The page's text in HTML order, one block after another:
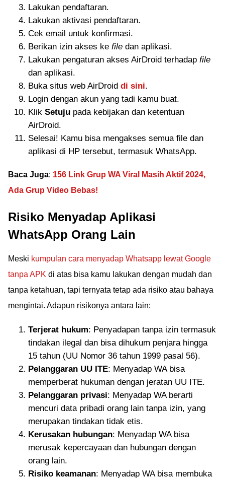
Lakukan pendaftaran.
Lakukan aktivasi pendaftaran.
Cek email untuk konfirmasi.
Berikan izin akses ke file dan aplikasi.
Lakukan pengaturan akses AirDroid terhadap file
dan aplikasi.
Buka situs web AirDroid di sini.
Login dengan akun yang tadi kamu buat.
Klik Setuju pada kebijakan dan ketentuan
AirDroid.
Selesai! Kamu bisa mengakses semua file dan
aplikasi di HP tersebut, termasuk WhatsApp.
Baca Juga: 156 Link Grup WA Viral Masih Aktif 2024,
Ada Grup Video Bebas!
Risiko Menyadap Aplikasi
WhatsApp Orang Lain
Meski kumpulan cara menyadap Whatsapp lewat Google
tanpa APK di atas bisa kamu lakukan dengan mudah dan
tanpa ketahuan, tapi ternyata tetap ada risiko atau bahaya
mengintai. Adapun risikonya antara lain:
Terjerat hukum: Penyadapan tanpa izin termasuk
tindakan ilegal dan bisa dihukum penjara hingga
15 tahun (UU Nomor 36 tahun 1999 pasal 56).
Pelanggaran UU ITE: Menyadap WA bisa
memperberat hukuman dengan jeratan UU ITE.
Pelanggaran privasi: Menyadap WA berarti
mencuri data pribadi orang lain tanpa izin, yang
merupakan tindakan tidak etis.
Kerusakan hubungan: Menyadap WA bisa
merusak kepercayaan dan hubungan dengan
orang lain.
Risiko keamanan: Menyadap WA bisa membuka